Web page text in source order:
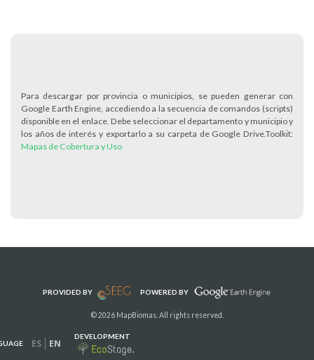
Para descargar por provincia o municipios, se pueden generar con
Google Earth Engine, accediendo a la secuencia de comandos (scripts)
disponible en el enlace. Debe seleccionar el departamento y municipio y
los años de interés y exportarlo a su carpeta de Google Drive.Toolkit:
Mapas de Cobertura y Uso
PROVIDED BY POWERED BY
© 2026 MapBiomas. All rights reserved.
ES EN
DEVELOPMENT